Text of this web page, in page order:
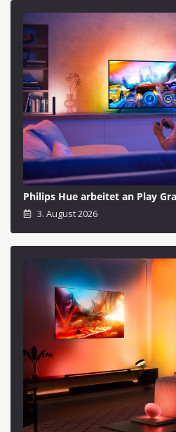
Philips Hue arbeitet an Play
3. August 2026